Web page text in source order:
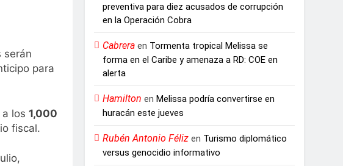
serán
para
los 1,000
fiscal.
preventiva para diez acusados de corrupción
en la Operación Cobra
Cabrera en Tormenta tropical Melissa se
forma en el Caribe y amenaza a RD: COE en
alerta
Hamilton enMelissa podría convertirse en
huracán este jueves
Rubén Antonio Féliz en Turismo diplomático
versus genocidio informativo